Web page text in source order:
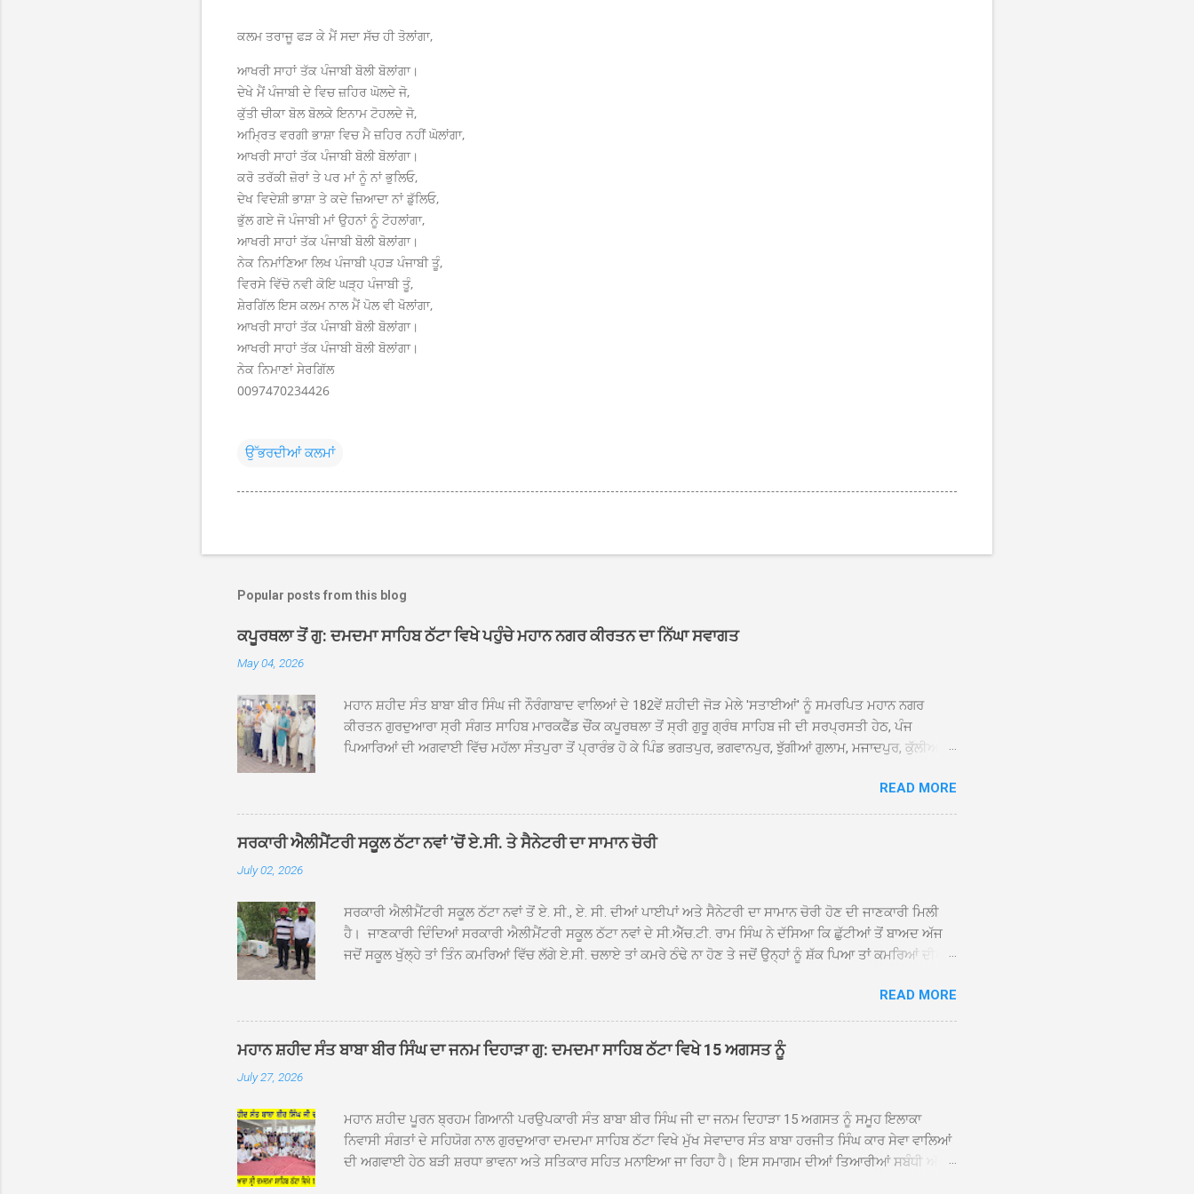
ਕਲਮ ਤਰਾਜੂ ਫੜ ਕੇ ਮੈਂ ਸਦਾ ਸੱਚ ਹੀ ਤੋਲਾਂਗਾ,
ਆਖਰੀ ਸਾਹਾਂ ਤੱਕ ਪੰਜਾਬੀ ਬੋਲੀ ਬੋਲਾਂਗਾ।
ਦੇਖੇ ਮੈਂ ਪੰਜਾਬੀ ਦੇ ਵਿਚ ਜ਼ਹਿਰ ਘੋਲਦੇ ਜੋ,
ਕੁੱਤੀ ਚੀਕਾ ਬੋਲ ਬੋਲਕੇ ਇਨਾਮ ਟੋਹਲਦੇ ਜੋ,
ਅਮ੍ਰਿਤ ਵਰਗੀ ਭਾਸ਼ਾ ਵਿਚ ਮੈ ਜ਼ਹਿਰ ਨਹੀਂ ਘੋਲਾਂਗਾ,
ਆਖਰੀ ਸਾਹਾਂ ਤੱਕ ਪੰਜਾਬੀ ਬੋਲੀ ਬੋਲਾਂਗਾ।
ਕਰੋ ਤਰੱਕੀ ਜ਼ੋਰਾਂ ਤੇ ਪਰ ਮਾਂ ਨੂੰ ਨਾਂ ਭੁਲਿਓ,
ਦੇਖ ਵਿਦੇਸ਼ੀ ਭਾਸ਼ਾ ਤੇ ਕਦੇ ਜ਼ਿਆਦਾ ਨਾਂ ਡੁੱਲਿਓ,
ਭੁੱਲ ਗਏ ਜੋ ਪੰਜਾਬੀ ਮਾਂ ਉਹਨਾਂ ਨੂੰ ਟੋਹਲਾਂਗਾ,
ਆਖਰੀ ਸਾਹਾਂ ਤੱਕ ਪੰਜਾਬੀ ਬੋਲੀ ਬੋਲਾਂਗਾ।
ਨੇਕ ਨਿਮਾਂਣਿਆ ਲਿਖ ਪੰਜਾਬੀ ਪ੍ਹੜ ਪੰਜਾਬੀ ਤੂੰ,
ਵਿਰਸੇ ਵਿੱਚੋ ਨਵੀ ਕੋਇ ਘੜ੍ਹ ਪੰਜਾਬੀ ਤੂੰ,
ਸ਼ੇਰਗਿੱਲ ਇਸ ਕਲਮ ਨਾਲ ਮੈਂ ਪੋਲ ਵੀ ਖੋਲਾਂਗਾ,
ਆਖਰੀ ਸਾਹਾਂ ਤੱਕ ਪੰਜਾਬੀ ਬੋਲੀ ਬੋਲਾਂਗਾ।
ਆਖਰੀ ਸਾਹਾਂ ਤੱਕ ਪੰਜਾਬੀ ਬੋਲੀ ਬੋਲਾਂਗਾ।
ਨੇਕ ਨਿਮਾਣਾਂ ਸੇਰਗਿੱਲ
0097470234426
ਉੱਭਰਦੀਆਂ ਕਲਮਾਂ
Popular posts from this blog
ਕਪੂਰਥਲਾ ਤੋਂ ਗੁ: ਦਮਦਮਾ ਸਾਹਿਬ ਠੱਟਾ ਵਿਖੇ ਪਹੁੰਚੇ ਮਹਾਨ ਨਗਰ ਕੀਰਤਨ ਦਾ ਨਿੱਘਾ ਸਵਾਗਤ
May 04, 2026
ਮਹਾਨ ਸ਼ਹੀਦ ਸੰਤ ਬਾਬਾ ਬੀਰ ਸਿੰਘ ਜੀ ਨੌਰੰਗਾਬਾਦ ਵਾਲਿਆਂ ਦੇ 182ਵੇਂ ਸ਼ਹੀਦੀ ਜੋੜ ਮੇਲੇ 'ਸਤਾਈਆਂ' ਨੂੰ ਸਮਰਪਿਤ ਮਹਾਨ ਨਗਰ
ਕੀਰਤਨ ਗੁਰਦੁਆਰਾ ਸ੍ਰੀ ਸੰਗਤ ਸਾਹਿਬ ਮਾਰਕਫੈੱਡ ਚੌਂਕ ਕਪੂਰਥਲਾ ਤੋਂ ਸ੍ਰੀ ਗੁਰੂ ਗ੍ਰੰਥ ਸਾਹਿਬ ਜੀ ਦੀ ਸਰਪ੍ਰਸਤੀ ਹੇਠ, ਪੰਜ
ਪਿਆਰਿਆਂ ਦੀ ਅਗਵਾਈ ਵਿੱਚ ਮਹੱਲਾ ਸੰਤਪੁਰਾ ਤੋਂ ਪ੍ਰਾਰੰਭ ਹੋ ਕੇ ਪਿੰਡ ਭਗਤਪੁਰ, ਭਗਵਾਨਪੁਰ, ਝੁੱਗੀਆਂ ਗੁਲਾਮ, ਮਜਾਦਪੁਰ, ਕੁੱਲੀਆਂ,
ਦਮਦਮਾ ਸਾਹਿਬ ਠੱਟਾ ਵਿਖੇ ਪਹੁੰਚਿਆ। ਨਗਰ ਕੀਰਤਨ ਦੇ ਗੁਰਦੁਆਰਾ ਸ੍ਰੀ ਦਮਦਮਾ ਸਾਹਿਬ ਠੱਟਾ ਵਿਖੇ ਪਹੁੰਚਣ ’ਤੇ ਮੁੱਖ ਸੇਵਾਦਾਰ
ਸੰਤ ਬਾਬਾ ਹਰਜੀਤ ਸਿੰਘ ਤੇ ਇਲਾਕੇ ਦੀਆਂ ਸੰਗਤਾਂ ਵੱਲੋਂ ਜੈਕਾਰਿਆਂ ਦੀ ਗੂੰਜ ਵਿਚ ਨਿੱਘਾ ਸਵਾਗਤ ਕੀਤਾ ਗਿਆ। ਗੁਰਦੁਆਰਾ ਸ੍ਰੀ
ਦਮਦਮਾ ਸਾਹਿਬ ਠੱਟਾ ਵਿਖੇ ਨਗਰ ਕੀਰਤਨ ਦੇ ਸਮਾਪਤੀ ਦੀ ਅਰਦਾਸ ਹੋਈ। ਇਸ ਮੌਕੇ ਪੰਜ ਪਿਆਰੇ ਸਾਹਿਬਾਨ ਤੇ ਨਗਰ ਕੀਰਤਨ ਦੇ
ਪ੍ਰਬੰਧਕਾਂ ਦਾ ਗੁਰਦੁਆਰਾ ਦਮਦਮਾ ਸਾਹਿਬ ਠੱਟਾ ਦੇ ਮੁੱਖ ਸੇਵਾਦਾਰ ਸੰਤ ਬਾਬਾ ਹਰਜੀਤ ਸਿੰਘ ਵੱਲੋਂ ਸਿਰੋਪਾਓ ਦੇ ਕੇ ਵਿਸ਼ੇਸ਼ ਤੌਰ ’ਤੇ
READ MORE
ਸਰਕਾਰੀ ਐਲੀਮੈਂਟਰੀ ਸਕੂਲ ਠੱਟਾ ਨਵਾਂ ’ਚੋਂ ਏ.ਸੀ. ਤੇ ਸੈਨੇਟਰੀ ਦਾ ਸਾਮਾਨ ਚੋਰੀ
July 02, 2026
ਸਰਕਾਰੀ ਐਲੀਮੈਂਟਰੀ ਸਕੂਲ ਠੱਟਾ ਨਵਾਂ ਤੋਂ ਏ. ਸੀ., ਏ. ਸੀ. ਦੀਆਂ ਪਾਈਪਾਂ ਅਤੇ ਸੈਨੇਟਰੀ ਦਾ ਸਾਮਾਨ ਚੋਰੀ ਹੋਣ ਦੀ ਜਾਣਕਾਰੀ ਮਿਲੀ
ਹੈ। ਜਾਣਕਾਰੀ ਦਿੰਦਿਆਂ ਸਰਕਾਰੀ ਐਲੀਮੈਂਟਰੀ ਸਕੂਲ ਠੱਟਾ ਨਵਾਂ ਦੇ ਸੀ.ਐੱਚ.ਟੀ. ਰਾਮ ਸਿੰਘ ਨੇ ਦੱਸਿਆ ਕਿ ਛੁੱਟੀਆਂ ਤੋਂ ਬਾਅਦ ਅੱਜ
ਜਦੋਂ ਸਕੂਲ ਖੁੱਲ੍ਹੇ ਤਾਂ ਤਿੰਨ ਕਮਰਿਆਂ ਵਿੱਚ ਲੱਗੇ ਏ.ਸੀ. ਚਲਾਏ ਤਾਂ ਕਮਰੇ ਠੰਢੇ ਨਾ ਹੋਣ ਤੇ ਜਦੋਂ ਉਨ੍ਹਾਂ ਨੂੰ ਸ਼ੱਕ ਪਿਆ ਤਾਂ ਕਮਰਿਆਂ ਦੀਆਂ
ਹੋਈਆਂ ਸਨ। ਉਨ੍ਹਾਂ ਦੱਸਿਆ ਕਿ ਉਹ ਛੁੱਟੀਆਂ ਦੌਰਾਨ ਵੀ ਸਕੂਲ ਗੇੜਾ ਮਾਰਦੇ ਸਨ ਅਤੇ 20 ਜੂਨ ਤੱਕ ਸਭ ਠੀਕ ਸੀ। ਚੋਰੀ ਦੀ ਘਟਨਾ
20 ਤੋਂ 30 ਜੂਨ ਵਿਚਕਾਰ ਹੋਈ ਜਾਪਦੀ ਹੈ। ਇਸ ਮੌਕੇ ਸਕੂਲ ਸਟਾਫ ਮੈਂਬਰਾਂ ਅੰਜੂ ਬਾਲਾ, ਹਰਜੀਤ ਕੌਰ, ਕਮਲਪ੍ਰੀਤ ਕੌਰ ਅਤੇ ਹਰਵਿੰਦਰ
ਸਿੰਘ ਟੋਡਰਵਾਲ ਨੇ ਦੱਸਿਆ ਕਿ ਸਕੂਲ ਵਿੱਚ ਪਿਛਲੇ ਸਾਲ ਤਿੰਨ ਏ. ਸੀ. ਲਾਉਣ ਦੀ ਸੇਵਾ ਸੀ.ਐੱਚ.ਟੀ. ਰਾਮ ਸਿੰਘ ਵੱਲੋਂ ਕੀਤੀ ਗਈ ਸੀ
ਜਿਸ ਦੀ ਮਾਪਿਆਂ ਨੇ ਖੂਬ ਪ੍ਰਸੰਸਾ ਕੀਤੀ ਸੀ। ਉਨ੍ਹਾਂ ਦੱਸਿਆ ਕਿ ਏਸੀ ਚੋਰੀ ਹੋਣ ਨਾਲ ਬੱਚਿਆਂ ਦੇ ਮਾਪਿਆਂ ਵਿੱਚ ਭਾਰੀ ਰੋਸ ਹੈ ਅਤੇ
READ MORE
ਮਹਾਨ ਸ਼ਹੀਦ ਸੰਤ ਬਾਬਾ ਬੀਰ ਸਿੰਘ ਦਾ ਜਨਮ ਦਿਹਾੜਾ ਗੁ: ਦਮਦਮਾ ਸਾਹਿਬ ਠੱਟਾ ਵਿਖੇ 15 ਅਗਸਤ ਨੂੰ
July 27, 2026
ਮਹਾਨ ਸ਼ਹੀਦ ਪੂਰਨ ਬ੍ਰਹਮ ਗਿਆਨੀ ਪਰਉਪਕਾਰੀ ਸੰਤ ਬਾਬਾ ਬੀਰ ਸਿੰਘ ਜੀ ਦਾ ਜਨਮ ਦਿਹਾੜਾ 15 ਅਗਸਤ ਨੂੰ ਸਮੂਹ ਇਲਾਕਾ
ਨਿਵਾਸੀ ਸੰਗਤਾਂ ਦੇ ਸਹਿਯੋਗ ਨਾਲ ਗੁਰਦੁਆਰਾ ਦਮਦਮਾ ਸਾਹਿਬ ਠੱਟਾ ਵਿਖੇ ਮੁੱਖ ਸੇਵਾਦਾਰ ਸੰਤ ਬਾਬਾ ਹਰਜੀਤ ਸਿੰਘ ਕਾਰ ਸੇਵਾ ਵਾਲਿਆਂ
ਦੀ ਅਗਵਾਈ ਹੇਠ ਬੜੀ ਸ਼ਰਧਾ ਭਾਵਨਾ ਅਤੇ ਸਤਿਕਾਰ ਸਹਿਤ ਮਨਾਇਆ ਜਾ ਰਿਹਾ ਹੈ। ਇਸ ਸਮਾਗਮ ਦੀਆਂ ਤਿਆਰੀਆਂ ਸਬੰਧੀ ਅੱਜ